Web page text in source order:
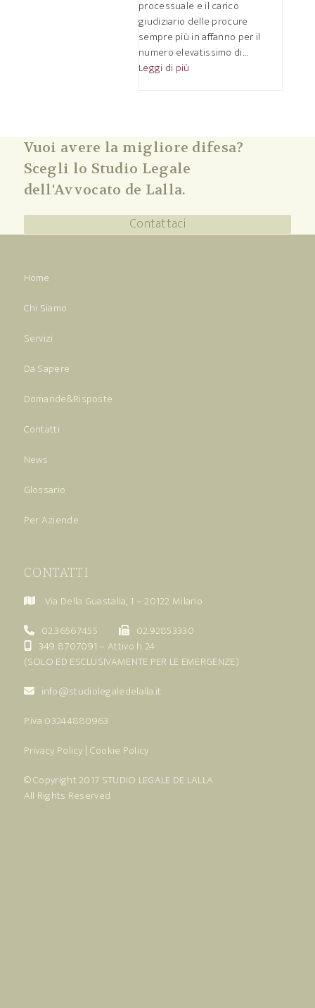
processuale e il carico
giudiziario delle procure
sempre più in affanno per il
numero elevatissimo di…
Leggi di più
Vuoi avere la migliore difesa?
Scegli lo Studio Legale
dell'Avvocato de Lalla.
Contattaci
Home
Chi Siamo
Servizi
Da Sapere
Domande&Risposte
Contatti
News
Glossario
Per Aziende
CONTATTI
Via Della Guastalla, 1 – 20122 Milano
02.36567455
02.92853330
349 8707091 – Attivo h 24
(SOLO ED ESCLUSIVAMENTE PER LE EMERGENZE)
info@studiolegaledelalla.it
P.iva 03244880963
Privacy Policy | Cookie Policy
© Copyright 2017 STUDIO LEGALE DE LALLA
All Rights Reserved